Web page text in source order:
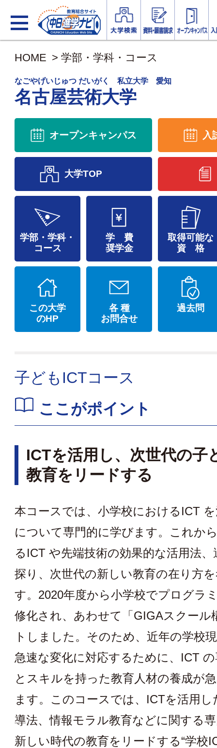
HOME > 学部・学科・コース
なごやげいじゅつ だいがく 私立大学 愛知
名古屋芸術大学
オープンキャンパス 入
大学TOP
学部・学科・
コース
学 費
奨学金
取得可能な
資 格
この大学
のHP
各 種
お問合せ
過去問
子どもICTコース
ここがポイント
ICTを活用し、次世代の子
教育をリードする
本コースでは、小学校におけるICT
について専門的に学びます。これか
るICT や先端技術の効果的な活用法
探り、次世代の新しい教育の在り方
す。2020年度から小学校でプログラ
修化され、あわせて「GIGAスクール
トしました。そのため、近年の学校
急速な変化に対応するために、ICT
とスキルを持った教育人材の養成が
ます。このコースでは、ICTを活用し
導法、情報モラル教育などに関する
新しい時代の教育をリードする“学校